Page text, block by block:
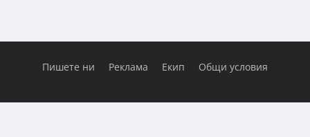
Пишете ни Реклама Екип Общи условия